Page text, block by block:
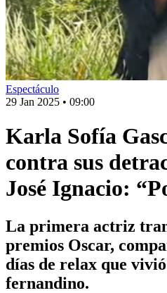
Espectáculo
29 Jan 2025 • 09:00
Karla Sofía
contra sus
José Ignacio:
La primera actriz
premios Oscar,
días de relax que
fernandino.